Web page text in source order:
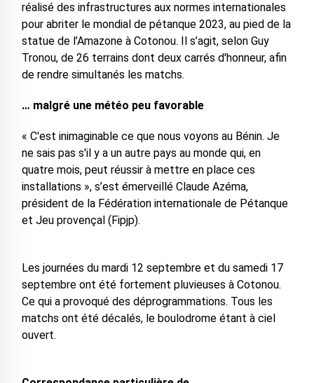
réalisé des infrastructures aux normes internationales
pour abriter le mondial de pétanque 2023, au pied de la
statue de l’Amazone à Cotonou. Il s’agit, selon Guy
Tronou, de 26 terrains dont deux carrés d'honneur, afin
de rendre simultanés les matchs.
… malgré une météo peu favorable
« C'est inimaginable ce que nous voyons au Bénin. Je
ne sais pas s'il y a un autre pays au monde qui, en
quatre mois, peut réussir à mettre en place ces
installations », s’est émerveillé Claude Azéma,
président de la Fédération internationale de Pétanque
et Jeu provençal (Fipjp).
Les journées du mardi 12 septembre et du samedi 17
septembre ont été fortement pluvieuses à Cotonou.
Ce qui a provoqué des déprogrammations. Tous les
matchs ont été décalés, le boulodrome étant à ciel
ouvert.